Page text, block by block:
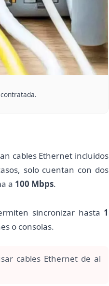
cables Ethernet incluidos
solo cuentan con dos
a 100 Mbps.
sincronizar hasta 1
o consolas.
cables Ethernet de al